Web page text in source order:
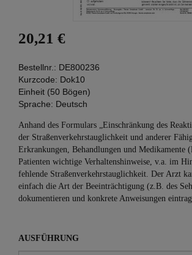
20,21 €
Bestellnr.: DE800236
Kurzcode: Dok10
Einheit (50 Bögen)
Sprache: Deutsch
Anhand des Formulars „Einschränkung des
der Straßen­verkehrs­tauglichkeit und anderer
Erkrankungen, Behandlungen und Medikamente
Patienten wichtige Verhaltenshinweise, v.a. im
fehlende Straßenverkehrstauglichkeit. Der Arzt
einfach die Art der Beeinträchtigung (z.B. des
dokumentieren und konkrete Anweisungen
AUSFÜHRUNG